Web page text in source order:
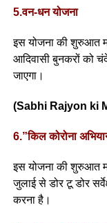
5.वन-धन योजना
इस योजना की शुरुआत
आदिवासी बुनकरों को
जाएगा।
(Sabhi Rajyon ki
6.”किल कोरोना
इस योजना की शुरुआत
जुलाई से डोर टू डोर
करना है।